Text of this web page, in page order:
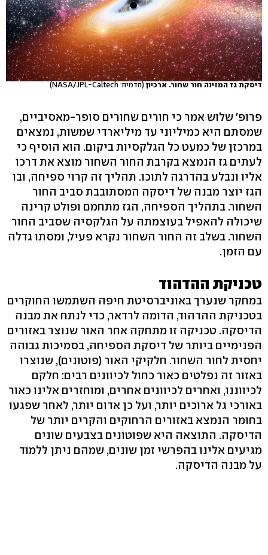
דיסקת גז המזינה חור שחור. ארכיון (הדמיה: NASA/JPL-Caltech)
פרופ' שלוש אמר כי חורים שחורים סופר-מאסיביים,
שמסתם היא כמיליוני עד מיליארדי שמשות, נמצאים
במרכזן של כמעט כל הגלקסיות ביקום. הוא הוסיף כי
לעתים גז הנמצא בקרבת החור השחור מוצא את דרכו
אליו ונבלע בהדרגה לתוכו. תהליך זה קרוי ספיחה, ובו
הגז יוצר מבנה של דיסקה המסתובבת סביב החור
השחור. בתהליך הספיחה, הגז מתחמם ופולט קרינה
שיכולה להאפיל בעוצמתה על הגלקסיה שסביב החור
השחור. בשלב זה החור השחור נקרא פעיל, ומסתו גדלה
עם הזמן.
טכניקת ההדהוד
במחקר שנערך באוניברסיטת חיפה השתמשו החוקרים
בטכניקת ההדהוד, הדומה לרדאר, כדי לנתח את מבנה
הדיסקה. טכניקה זו מתחקה אחר האור שנוצר באזורים
הפנימיים ביותר של דיסקת הספיחה, בסמיכות גבוהה
יחסית לחור השחור. חלקיקי האור (פוטונים), שנוצרו
באזור זה נפלטים כאור כחול לכיוונים רבים: חלקם
לכיווננו, ואחרים לכיוונים אחרים, ומוחזרים אלינו כאור
באורכי גל ארוכים יותר, ועל כן אדום יותר, לאחר שפגעו
בחומר הנמצא באזורים הרחוקים והקרים יותר של
הדיסקה. התוצאה היא שפוטונים בצבעים שונים
מגיעים אלינו בהפרשי זמן שונים, שמהם ניתן ללמוד
על מבנה הדיסקה.